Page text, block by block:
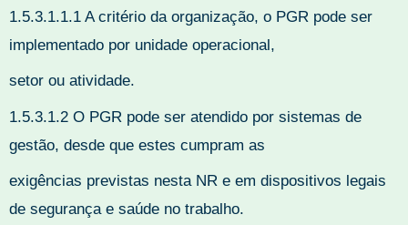
1.5.3.1.1.1 A critério da organização, o PGR pode ser
implementado por unidade operacional,
setor ou atividade.
1.5.3.1.2 O PGR pode ser atendido por sistemas de
gestão, desde que estes cumpram as
exigências previstas nesta NR e em dispositivos legais
de segurança e saúde no trabalho.